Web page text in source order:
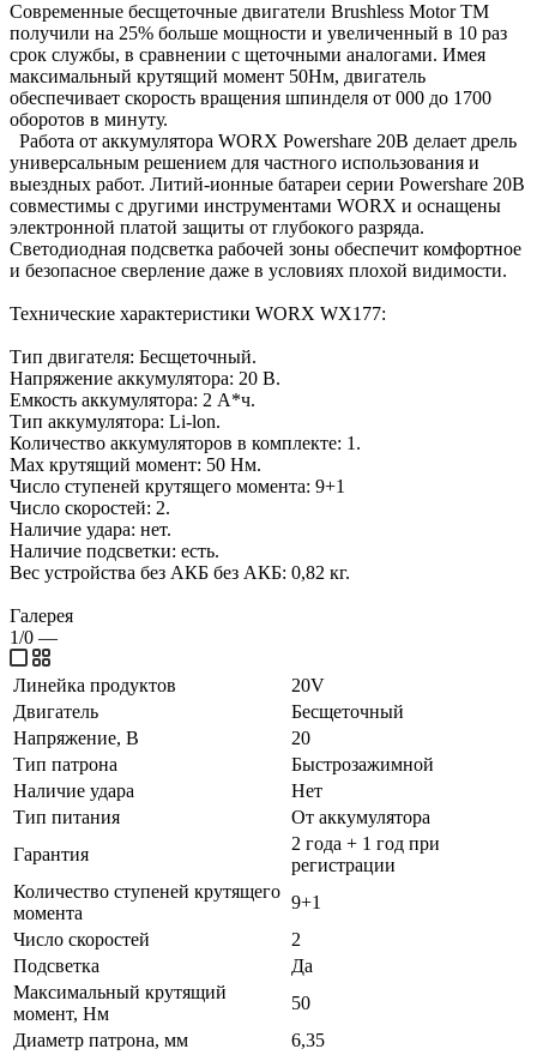
Современные бесщеточные двигатели Brushless Motor TM
получили на 25% больше мощности и увеличенный в 10 раз
срок службы, в сравнении с щеточными аналогами. Имея
максимальный крутящий момент 50Нм, двигатель
обеспечивает скорость вращения шпинделя от 000 до 1700
оборотов в минуту.
Работа от аккумулятора WORX Powershare 20В делает дрель
универсальным решением для частного использования и
выездных работ. Литий-ионные батареи серии Powershare 20В
совместимы с другими инструментами WORX и оснащены
электронной платой защиты от глубокого разряда.
Светодиодная подсветка рабочей зоны обеспечит комфортное
и безопасное сверление даже в условиях плохой видимости.
Технические характеристики WORX WX177:
Тип двигателя: Бесщеточный.
Напряжение аккумулятора: 20 В.
Емкость аккумулятора: 2 А*ч.
Тип аккумулятора: Li-lon.
Количество аккумуляторов в комплекте: 1.
Max крутящий момент: 50 Нм.
Число ступеней крутящего момента: 9+1
Число скоростей: 2.
Наличие удара: нет.
Наличие подсветки: есть.
Вес устройства без АКБ без АКБ: 0,82 кг.
Галерея
1/0 —
Линейка продуктов
20V
Двигатель
Бесщеточный
Напряжение, В
20
Тип патрона
Быстрозажимной
Наличие удара
Нет
Тип питания
От аккумулятора
Гарантия
2 года + 1 год при
регистрации
Количество ступеней крутящего
момента
9+1
Число скоростей
2
Подсветка
Да
Максимальный крутящий
момент, Нм
50
Диаметр патрона, мм
6,35